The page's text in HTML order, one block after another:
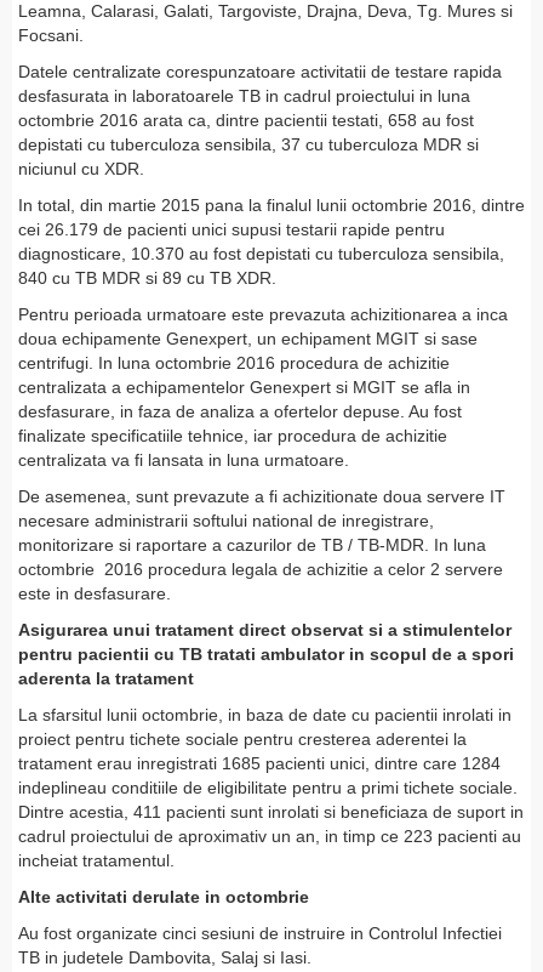
Leamna, Calarasi, Galati, Targoviste, Drajna, Deva, Tg. Mures si
Focsani.
Datele centralizate corespunzatoare activitatii de testare rapida
desfasurata in laboratoarele TB in cadrul proiectului in luna
octombrie 2016 arata ca, dintre pacientii testati, 658 au fost
depistati cu tuberculoza sensibila, 37 cu tuberculoza MDR si
niciunul cu XDR.
In total, din martie 2015 pana la finalul lunii octombrie 2016, dintre
cei 26.179 de pacienti unici supusi testarii rapide pentru
diagnosticare, 10.370 au fost depistati cu tuberculoza sensibila,
840 cu TB MDR si 89 cu TB XDR.
Pentru perioada urmatoare este prevazuta achizitionarea a inca
doua echipamente Genexpert, un echipament MGIT si sase
centrifugi. In luna octombrie 2016 procedura de achizitie
centralizata a echipamentelor Genexpert si MGIT se afla in
desfasurare, in faza de analiza a ofertelor depuse. Au fost
finalizate specificatiile tehnice, iar procedura de achizitie
centralizata va fi lansata in luna urmatoare.
De asemenea, sunt prevazute a fi achizitionate doua servere IT
necesare administrarii softului national de inregistrare,
monitorizare si raportare a cazurilor de TB / TB-MDR. In luna
octombrie 2016 procedura legala de achizitie a celor 2 servere
este in desfasurare.
Asigurarea unui tratament direct observat si a stimulentelor
pentru pacientii cu TB tratati ambulator in scopul de a spori
aderenta la tratament
La sfarsitul lunii octombrie, in baza de date cu pacientii inrolati in
proiect pentru tichete sociale pentru cresterea aderentei la
tratament erau inregistrati 1685 pacienti unici, dintre care 1284
indeplineau conditiile de eligibilitate pentru a primi tichete sociale.
Dintre acestia, 411 pacienti sunt inrolati si beneficiaza de suport in
cadrul proiectului de aproximativ un an, in timp ce 223 pacienti au
incheiat tratamentul.
Alte activitati derulate in octombrie
Au fost organizate cinci sesiuni de instruire in Controlul Infectiei
TB in judetele Dambovita, Salaj si Iasi.